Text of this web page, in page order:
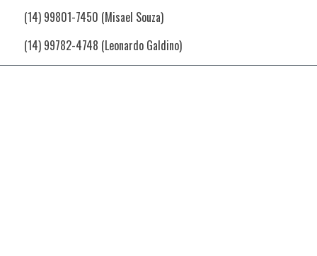
(14) 99801-7450 (Misael Souza)
(14) 99782-4748 (Leonardo Galdino)